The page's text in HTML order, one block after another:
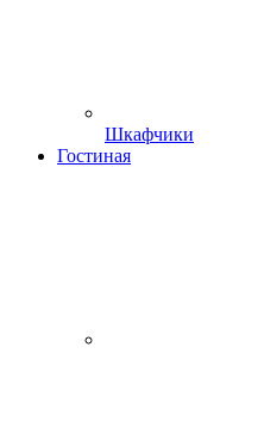
Шкафчики
Гостиная